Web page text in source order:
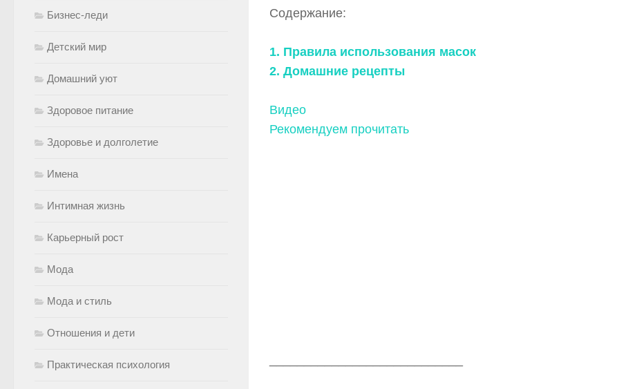
Содержание:
1. Правила использования масок
2. Домашние рецепты
Видео
Рекомендуем прочитать
Бизнес-леди
Детский мир
Домашний уют
Здоровое питание
Здоровье и долголетие
Имена
Интимная жизнь
Карьерный рост
Мода
Мода и стиль
Отношения и дети
Практическая психология